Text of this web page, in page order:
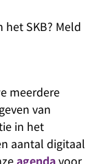
SKB? Meld
meerdere
van
in het
aantal digitaal
agendavoor